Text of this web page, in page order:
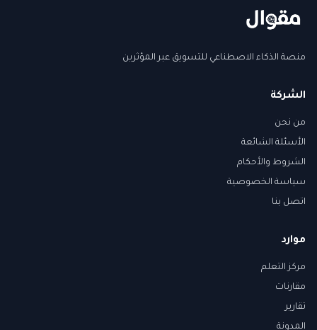
منصة الذكاء الاصطناعي للتسويق عبر المؤثرين
الشركة
من نحن
الأسئلة الشائعة
الشروط والأحكام
سياسة الخصوصية
اتصل بنا
موارد
مركز التعلم
مقارنات
تقارير
المدونة